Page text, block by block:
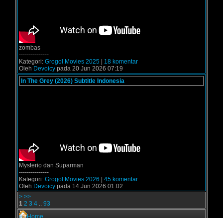
zombas
---------------
Kategori: Grogol Movies 2025
18 komentar
Oleh Devoicy pada 20 Jun 2026 07:19
In The Grey (2026) Subtitle Indonesia
Mysterio dan Suparman
---------------
Kategori: Grogol Movies 2026
45 komentar
Oleh Devoicy pada 14 Jun 2026 01:02
> >>
1 2 3 4 .. 93
Home